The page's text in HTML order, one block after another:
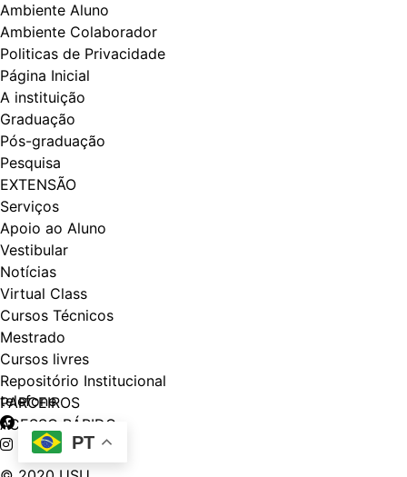
PT
Ambiente Aluno
Ambiente Colaborador
Politicas de Privacidade
Página Inicial
A instituição
Graduação
Pós-graduação
Pesquisa
EXTENSÃO
Serviços
Apoio ao Aluno
Vestibular
Notícias
Virtual Class
Cursos Técnicos
Mestrado
Cursos livres
Repositório Institucional
PARCEIROS
ACESSO RÁPIDO
telefone